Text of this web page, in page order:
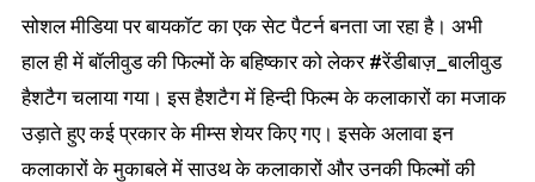
सोशल मीडिया पर बायकॉट का एक सेट पैटर्न बनता जा रहा है। अभी
हाल ही में बॉलीवुड की फिल्मों के बहिष्कार को लेकर #रेंडीबाज़_बालीवुड
हैशटैग चलाया गया। इस हैशटैग में हिन्दी फिल्म के कलाकारों का मजाक
उड़ाते हुए कई प्रकार के मीम्स शेयर किए गए। इसके अलावा इन
कलाकारों के मुकाबले में साउथ के कलाकारों और उनकी फिल्मों की